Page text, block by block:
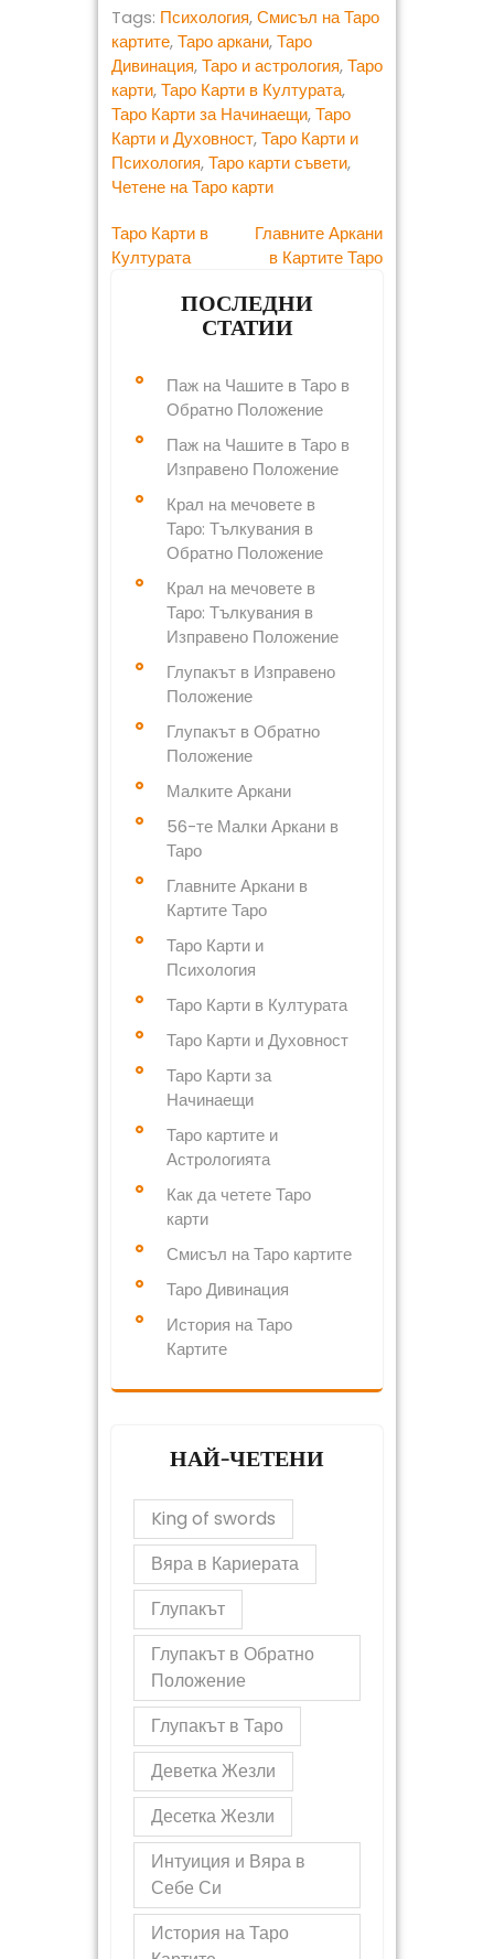
e
b
o
o
k
t
t
e
r
i
l
t
e
r
e
s
t
t
s
A
p
p
e
y
p
e
a
r
e
Tags: Психология,Смисъл на Таро
картите,Таро аркани,Таро
Дивинация,Таро и астрология,Таро
карти,Таро Карти в Културата,
Таро Карти за Начинаещи,Таро
Карти и Духовност,Таро Карти и
Психология,Таро карти съвети,
Четене на Таро карти
Post
navigation
Таро Карти в
Културата
Главните Аркани
в Картите Таро
ПОСЛЕДНИ
СТАТИИ
Паж на Чашите в Таро в
Обратно Положение
Паж на Чашите в Таро в
Изправено Положение
Крал на мечовете в
Таро: Тълкувания в
Обратно Положение
Крал на мечовете в
Таро: Тълкувания в
Изправено Положение
Глупакът в Изправено
Положение
Глупакът в Обратно
Положение
Малките Аркани
56-те Малки Аркани в
Таро
Главните Аркани в
Картите Таро
Таро Карти и
Психология
Таро Карти в Културата
Таро Карти и Духовност
Таро Карти за
Начинаещи
Таро картите и
Астрологията
Как да четете Таро
карти
Смисъл на Таро картите
Таро Дивинация
История на Таро
Картите
НАЙ-ЧЕТЕНИ
King of swords
Вяра в Кариерата
Глупакът
Глупакът в Обратно
Положение
Глупакът в Таро
Деветка Жезли
Десетка Жезли
Интуиция и Вяра в
Себе Си
История на Таро